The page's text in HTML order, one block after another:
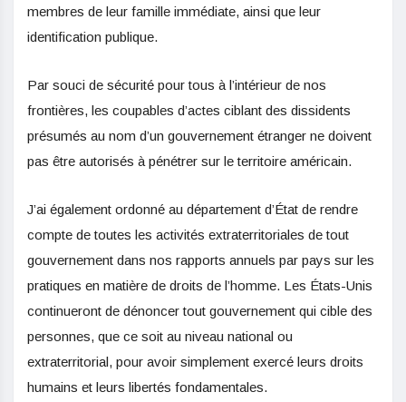
membres de leur famille immédiate, ainsi que leur
identification publique.
Par souci de sécurité pour tous à l’intérieur de nos
frontières, les coupables d’actes ciblant des dissidents
présumés au nom d’un gouvernement étranger ne doivent
pas être autorisés à pénétrer sur le territoire américain.
J’ai également ordonné au département d’État de rendre
compte de toutes les activités extraterritoriales de tout
gouvernement dans nos rapports annuels par pays sur les
pratiques en matière de droits de l’homme. Les États-Unis
continueront de dénoncer tout gouvernement qui cible des
personnes, que ce soit au niveau national ou
extraterritorial, pour avoir simplement exercé leurs droits
humains et leurs libertés fondamentales.